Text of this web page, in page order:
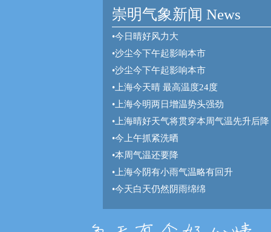
崇明气象新闻 News
•今日晴好风力大
•沙尘今下午起影响本市
•沙尘今下午起影响本市
• 上海今天晴 最高温度24度
• 上海今明两日增温势头强劲
• 上海晴好天气将贯穿本周气温先升后降
•今上午抓紧洗晒
•本周气温还要降
• 上海今阴有小雨气温略有回升
•今天白天仍然阴雨绵绵